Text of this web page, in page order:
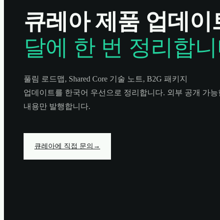
큐레아 제품 업데이
달에 한 번 정리합
풀림 로드맵, Shared Core 기술 노트, B2G 패키지
업데이트를 한국어 우선으로 정리합니다. 외부 공개 가능
내용만 발행합니다.
큐레아에 직접 문의 →